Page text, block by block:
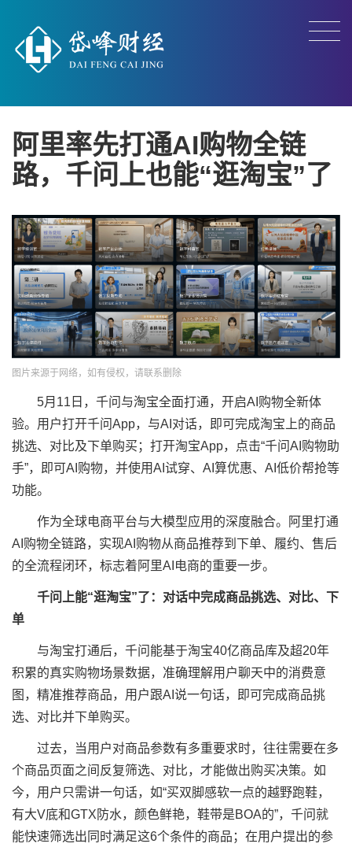
阿里率先打通AI购物全链
路，千问上也能“逛淘宝”了
图片来源于网络，如有侵权，请联系删除
5月11日，千问与淘宝全面打通，开启AI购物全新体
验。用户打开千问App，与AI对话，即可完成淘宝上的商品
挑选、对比及下单购买；打开淘宝App，点击“千问AI购物助
手”，即可AI购物，并使用AI试穿、AI算优惠、AI低价帮抢等
功能。
作为全球电商平台与大模型应用的深度融合。阿里打通
AI购物全链路，实现AI购物从商品推荐到下单、履约、售后
的全流程闭环，标志着阿里AI电商的重要一步。
千问上能“逛淘宝”了：对话中完成商品挑选、对比、下
单
与淘宝打通后，千问能基于淘宝40亿商品库及超20年
积累的真实购物场景数据，准确理解用户聊天中的消费意
图，精准推荐商品，用户跟AI说一句话，即可完成商品挑
选、对比并下单购买。
过去，当用户对商品参数有多重要求时，往往需要在多
个商品页面之间反复筛选、对比，才能做出购买决策。如
今，用户只需讲一句话，如“买双脚感软一点的越野跑鞋，
有大V底和GTX防水，颜色鲜艳，鞋带是BOA的”，千问就
能快速筛选出同时满足这6个条件的商品；在用户提出的参